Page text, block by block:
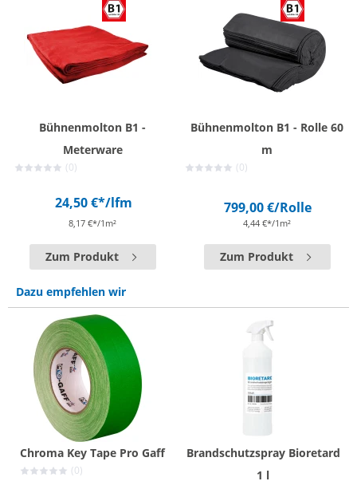
Bühnenmolton B1 -
Meterware
(0)
24,50 €*/lfm
8,17 €*/1m²
Zum Produkt
Bühnenmolton B1 - Rolle 60
m
(0)
799,00 €/Rolle
4,44 €*/1m²
Zum Produkt
Dazu empfehlen wir
Chroma Key Tape Pro Gaff
(0)
Brandschutzspray Bioretard
1 l